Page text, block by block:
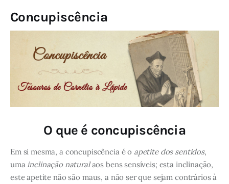
Concupiscência
O que é concupiscência
Em si mesma, a concupiscência é o apetite dos sentidos,
uma inclinação naturalaos bens sensíveis; esta inclinação,
este apetite não são maus, a não ser que sejam contrários à